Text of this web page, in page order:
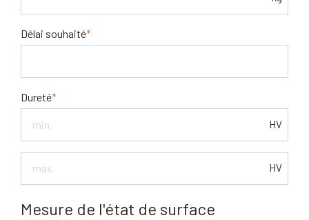
Délai souhaité
Dureté
HV
max.
HV
Mesure de l'état de surface